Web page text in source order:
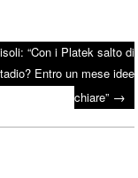
“Con i Platek salto di
Entro un mese idee
chiare” →